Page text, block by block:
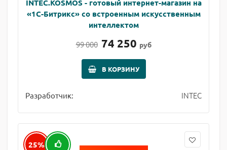
INTEC.KOSMOS - готовый интернет-магазин на
«1С-Битрикс» со встроенным искусственным
интеллектом
99 000 74 250 руб
В КОРЗИНУ
Разработчик: INTEC
25%